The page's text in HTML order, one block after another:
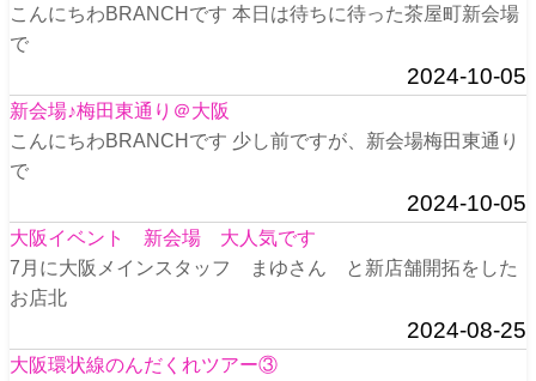
こんにちわBRANCHです 本日は待ちに待った茶屋町新会場
で
2024-10-05
新会場♪梅田東通り＠大阪
こんにちわBRANCHです 少し前ですが、新会場梅田東通り
で
2024-10-05
大阪イベント 新会場 大人気です
7月に大阪メインスタッフ まゆさん と新店舗開拓をした
お店北
2024-08-25
大阪環状線のんだくれツアー③